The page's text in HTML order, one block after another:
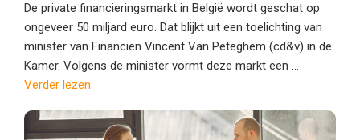
De private financieringsmarkt in België wordt geschat op
ongeveer 50 miljard euro. Dat blijkt uit een toelichting van
minister van Financiën Vincent Van Peteghem (cd&v) in de
Kamer. Volgens de minister vormt deze markt een ...
Verder lezen